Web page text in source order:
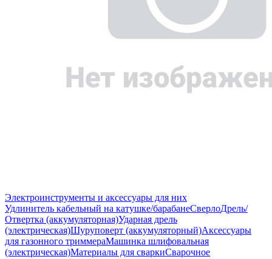
Электроинструменты и аксессуары для них
Удлинитель кабельный на катушке/барабанеСверлоДрель/
Отвертка (аккумуляторная)Ударная дрель
(электрическая)Шуруповерт (аккумуляторный)Аксессуары
для газонного триммераМашинка шлифовальная
(электрическая)Материалы для сваркиСварочное